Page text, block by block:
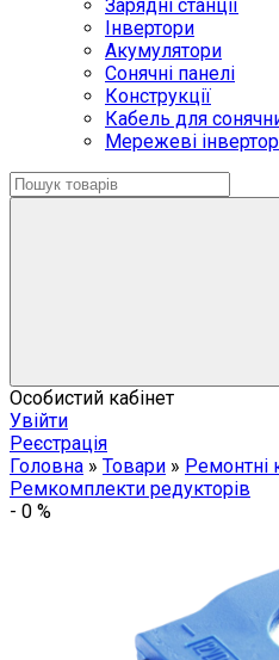
Зарядні станції
Інвертори
Акумулятори
Сонячні панелі
Конструкції
Кабель для
Мережеві
Особистий кабінет
Увійти
Реєстрація
Головна » Товари » Ремонтні
Ремкомплекти редукторів
- 0 %